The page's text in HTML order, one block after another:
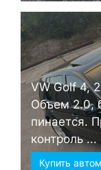
VW Golf 4,
Объем 2.0,
пинается.
контроль ...
Купить